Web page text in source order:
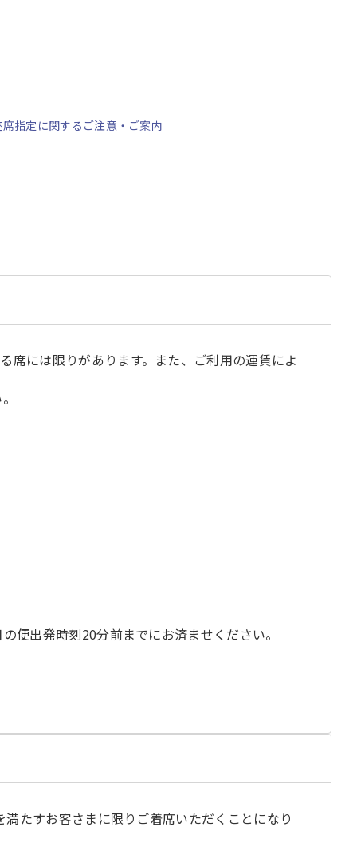
席指定に関するご注意・ご案内
じ
席には限りがあります。また、ご利用の運賃によ
便出発時刻20分前までにお済ませください。
じ
たすお客さまに限りご着席いただくことになり